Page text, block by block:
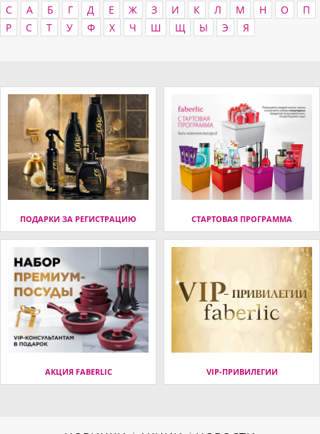
C
А Б Г Д Е Ж З И К Л М Н О
П
Р
С Т У Ф Х Ч Ш Щ Ы Э Я
ПОДАРКИ ЗА РЕГИСТРАЦИЮ СТАРТОВАЯ ПРОГРАММА
АКЦИЯ FABERLIC VIP-ПРИВИЛЕГИИ